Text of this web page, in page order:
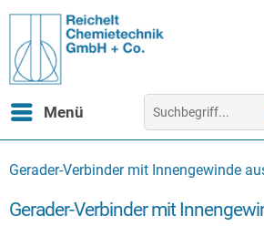
Menü
Gerader-Verbinder mit Innengewinde
Gerader-Verbinder mit